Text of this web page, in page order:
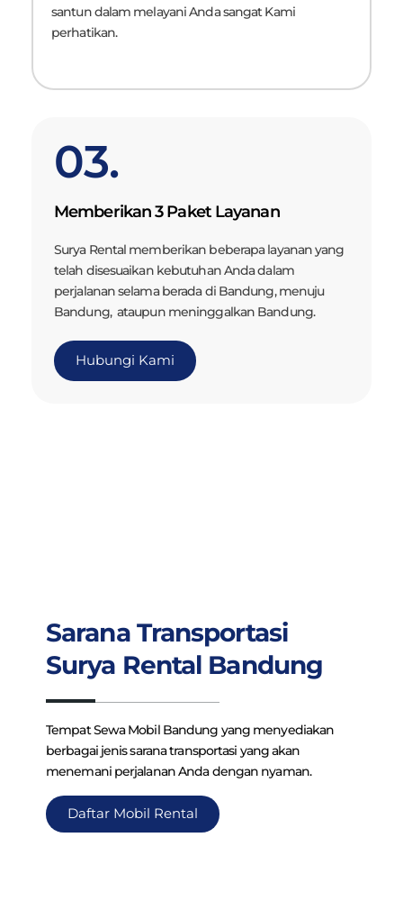
santun dalam melayani Anda sangat Kami
perhatikan.
03.
Memberikan 3 Paket Layanan
Surya Rental memberikan beberapa layanan yang
telah disesuaikan kebutuhan Anda dalam
perjalanan selama berada di Bandung, menuju
Bandung, ataupun meninggalkan Bandung.
Hubungi Kami
Sarana Transportasi
Surya Rental Bandung
Tempat Sewa Mobil Bandung yang menyediakan
berbagai jenis sarana transportasi yang akan
menemani perjalanan Anda dengan nyaman.
Daftar Mobil Rental